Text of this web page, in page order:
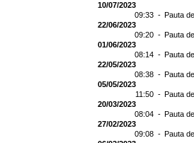
10/07/2023
09:33 - Pauta
22/06/2023
09:20 - Pauta
01/06/2023
08:14 - Pauta
22/05/2023
08:38 - Pauta
05/05/2023
11:50 - Pauta
20/03/2023
08:04 - Pauta
27/02/2023
09:08 - Pauta